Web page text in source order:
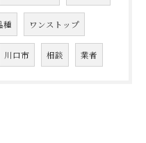
種 ワンストップ
川口市 相談 業者